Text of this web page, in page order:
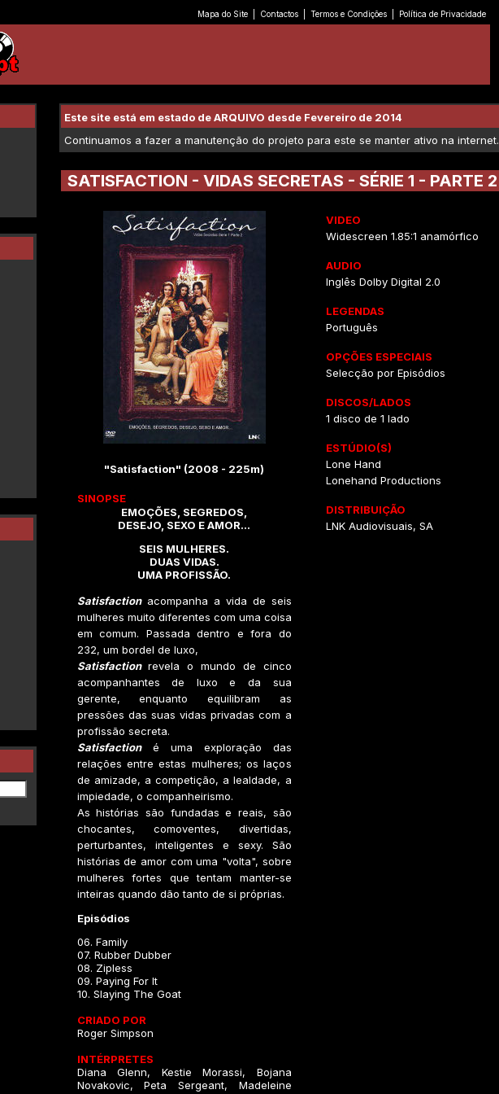
Mapa do Site Contactos Termos e Condições Política de Privacidade
Este site está em estado de ARQUIVO desde Fevereiro de 2014
Continuamos a fazer a manutenção do projeto para este se manter ativo na internet.
SATISFACTION - VIDAS SECRETAS - SÉRIE 1 - PARTE 2
"Satisfaction" (2008 - 225m)
SINOPSE
EMOÇÕES, SEGREDOS,
DESEJO, SEXO E AMOR...
SEIS MULHERES.
DUAS VIDAS.
UMA PROFISSÃO.
Satisfactionacompanha a vida de seis
mulheres muito diferentes com uma coisa
em comum. Passada dentro e fora do
232, um bordel de luxo,
Satisfactionrevela o mundo de cinco
acompanhantes de luxo e da sua
gerente, enquanto equilibram as
pressões das suas vidas privadas com a
profissão secreta.
Satisfactioné uma exploração das
relações entre estas mulheres; os laços
de amizade, a competição, a lealdade, a
impiedade, o companheirismo.
As histórias são fundadas e reais, são
chocantes, comoventes, divertidas,
perturbantes, inteligentes e sexy. São
histórias de amor com uma "volta", sobre
mulheres fortes que tentam manter-se
inteiras quando dão tanto de si próprias.
Episódios
06. Family
07. Rubber Dubber
08. Zipless
09. Paying For It
10. Slaying The Goat
CRIADO POR
Roger Simpson
INTÉRPRETES
Diana Glenn, Kestie Morassi, Bojana
Novakovic, Peta Sergeant, Madeleine
VIDEO
Widescreen 1.85:1 anamórfico
AUDIO
Inglês Dolby Digital 2.0
LEGENDAS
Português
OPÇÕES ESPECIAIS
Selecção por Episódios
DISCOS/LADOS
1 disco de 1 lado
ESTÚDIO(S)
Lone Hand
Lonehand Productions
DISTRIBUIÇÃO
LNK Audiovisuais, SA